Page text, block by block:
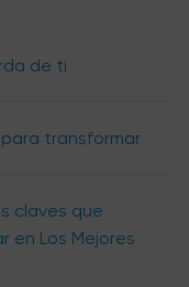
de ti
transformar
claves que
en Los Mejores